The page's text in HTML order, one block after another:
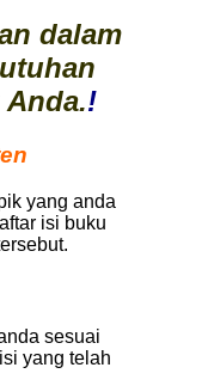
dalam
!
yang anda
isi buku
sesuai
yang telah